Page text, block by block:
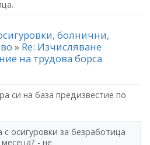
болнични,
» Re: Изчисляване
на трудова борса
си на база предизвестие по
осигуровки за безработица
- не